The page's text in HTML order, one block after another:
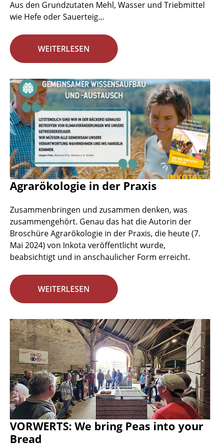
Aus den Grundzutaten Mehl, Wasser und Triebmittel
wie Hefe oder Sauerteig...
WEITERLESEN
Agrarökologie in der Praxis
Zusammenbringen und zusammen denken, was
zusammengehört. Genau das hat die Autorin der
Broschüre Agrarökologie in der Praxis, die heute (7.
Mai 2024) von Inkota veröffentlicht wurde,
beabsichtigt und in anschaulicher Form erreicht.
WEITERLESEN
VORWERTS: We bring Peas into your
Bread